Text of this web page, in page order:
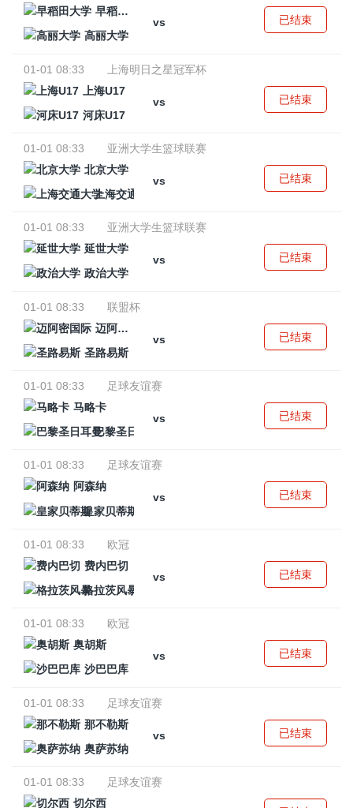
早稻田大学
vs
高丽大学
已结束
01-01 08:33
上海明日之星冠军杯
上海U17
vs
河床U17
已结束
01-01 08:33
亚洲大学生篮球联赛
北京大学
vs
上海交通大学
已结束
01-01 08:33
亚洲大学生篮球联赛
延世大学
vs
政治大学
已结束
01-01 08:33
联盟杯
迈阿密国际
vs
圣路易斯
已结束
01-01 08:33
足球友谊赛
马略卡
vs
巴黎圣日耳曼
已结束
01-01 08:33
足球友谊赛
阿森纳
vs
皇家贝蒂斯
已结束
01-01 08:33
欧冠
费内巴切
vs
格拉茨风暴
已结束
01-01 08:33
欧冠
奥胡斯
vs
沙巴巴库
已结束
01-01 08:33
足球友谊赛
那不勒斯
vs
奥萨苏纳
已结束
01-01 08:33
足球友谊赛
切尔西